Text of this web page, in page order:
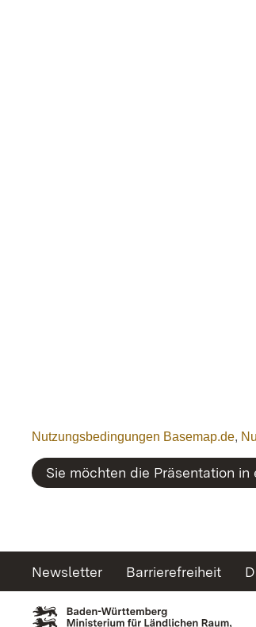
Nutzungsbedingungen Basemap.de,
Sie möchten die Präsentation
Newsletter Barrierefreiheit